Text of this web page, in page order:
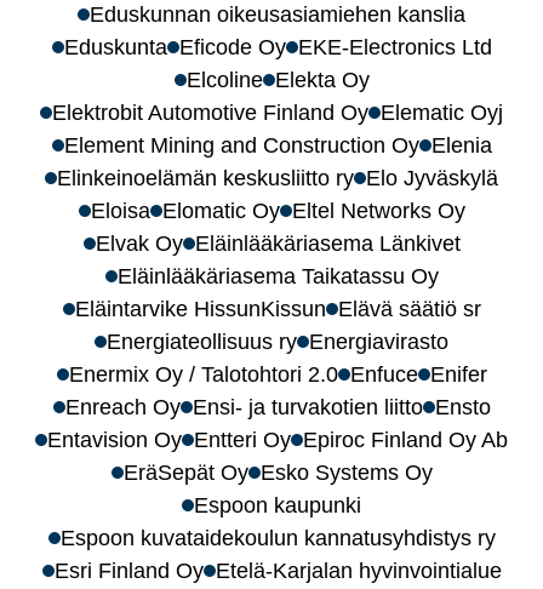
Eduskunnan oikeusasiamiehen kanslia
Eduskunta Eficode Oy EKE-Electronics Ltd
Elcoline Elekta Oy
Elektrobit Automotive Finland Oy Elematic Oyj
Element Mining and Construction Oy Elenia
Elinkeinoelämän keskusliitto ry Elo Jyväskylä
Eloisa Elomatic Oy Eltel Networks Oy
Elvak Oy Eläinlääkäriasema Länkivet
Eläinlääkäriasema Taikatassu Oy
Eläintarvike HissunKissun Elävä säätiö sr
Energiateollisuus ry Energiavirasto
Enermix Oy / Talotohtori 2.0 Enfuce Enifer
Enreach Oy Ensi- ja turvakotien liitto Ensto
Entavision Oy Entteri Oy Epiroc Finland Oy Ab
EräSepät Oy Esko Systems Oy
Espoon kaupunki
Espoon kuvataidekoulun kannatusyhdistys ry
Esri Finland Oy Etelä-Karjalan hyvinvointialue